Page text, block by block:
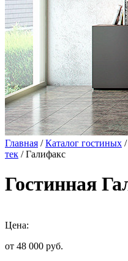
Главная /Каталог гостиных /
тек / Галифакс
Гостинная
Цена:
от 48 000 руб.